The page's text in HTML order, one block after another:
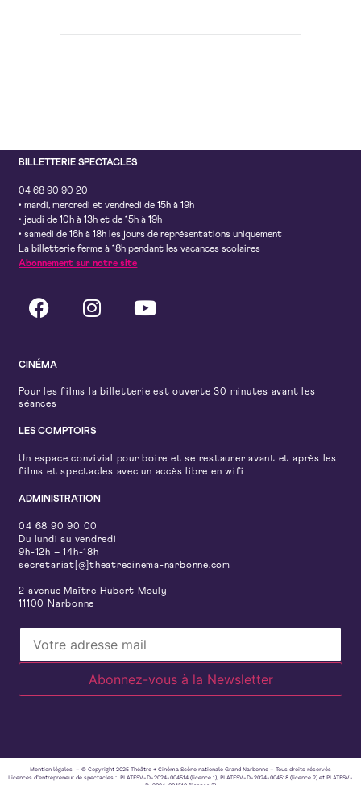
BILLETTERIE SPECTACLES
04 68 90 90 20
• mardi, mercredi et vendredi de 15h à 19h
• jeudi de 10h à 13h et de 15h à 19h
• samedi de 16h à 18h les jours de représentations uniquement
La billetterie ferme à 18h pendant les vacances scolaires
Abonnement sur notre site
CINÉMA
Pour les films la billetterie est ouverte 30 minutes avant les
séances
LES COMPTOIRS
Un espace convivial pour boire et se restaurer avant et après les
films et spectacles avec un accès libre en wifi
ADMINISTRATION
04 68 90 90 00
Du lundi au vendredi
9h-12h – 14h-18h
secretariat[@]theatrecinema-narbonne.com
2 avenue Maître Hubert Mouly
11100 Narbonne
Mention légales – © Copyright 2025 Théâtre + Cinéma Scène nationale Grand Narbonne – Tous droits réservés
Licences d’entrepreneur de spectacles : PLATESV-D-2024-004514 (licence 1), PLATESV-D-2024-004518 (licence 2) et PLATESV-